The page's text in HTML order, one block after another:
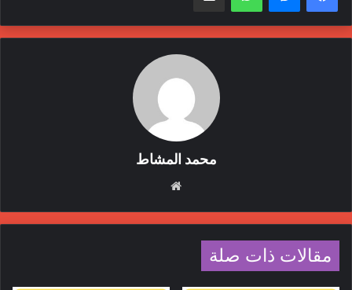
محمد المشاط
مقالات ذات صلة